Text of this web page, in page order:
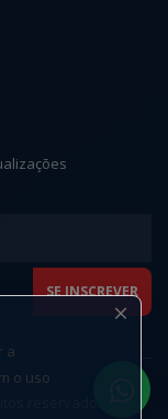
reservados.
a
o uso